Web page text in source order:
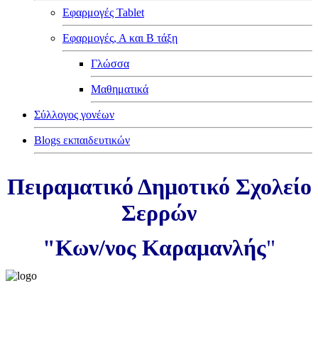
Εφαρμογές Tablet
Εφαρμογές, Α και Β τάξη
Γλώσσα
Μαθηματικά
Σύλλογος γονέων
Blogs εκπαιδευτικών
Πειραματικό Δημοτικό Σχολείο
Σερρών
"Κων/νος Καραμανλής"